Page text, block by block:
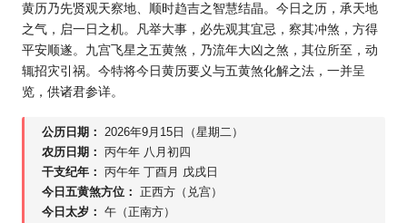
黄历乃先贤观天察地、顺时趋吉之智慧结晶。今日之历，承天地
之气，启一日之机。凡举大事，必先观其宜忌，察其冲煞，方得
平安顺遂。九宫飞星之五黄煞，乃流年大凶之煞，其位所至，动
辄招灾引祸。今特将今日黄历要义与五黄煞化解之法，一并呈
览，供诸君参详。
公历日期：
2026年9月15日（星期二）
农历日期： 丙午年 八月初四
干支纪年： 丙午年 丁酉月 戊戌日
今日五黄煞方位： 正西方（兑宫）
今日太岁： 午（正南方）